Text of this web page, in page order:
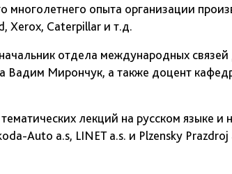
многолетнего опыта организации
Xerox, Caterpillar и т.д.
отдела международных
Вадим Мирончук, а также доцент
лекций на русском языке и
Auto a.s, LINET a.s. и Plzensky